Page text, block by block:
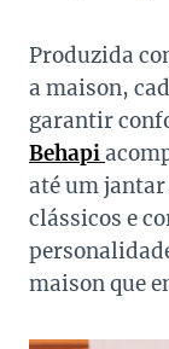
Produzida
a maison,
garantir
Behapi
até um
clássicos e
maison que